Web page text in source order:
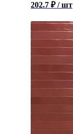
202.7 ₽ / шт